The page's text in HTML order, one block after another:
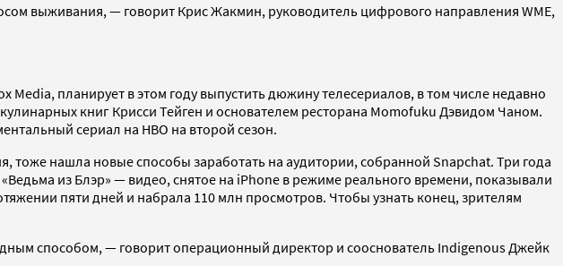
выживания, — говорит Крис Жакмин, руководитель цифрового направления WME,
планирует в этом году выпустить дюжину телесериалов, в том числе недавно
книг Крисси Тейген и основателем ресторана Momofuku Дэвидом Чаном.
сериал на HBO на второй сезон.
нашла новые способы заработать на аудитории, собранной Snapchat. Три года
из Блэр» — видео, снятое на iPhone в режиме реального времени, показывали
пяти дней и набрала 110 млн просмотров. Чтобы узнать конец, зрителям
способом, — говорит операционный директор и сооснователь Indigenous Джейк